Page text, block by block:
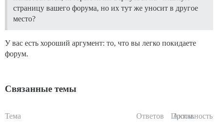
страницу вашего форума, но их тут же уносит в другое
место?
У вас есть хороший аргумент: то, что вы легко покидаете
форум.
Связанные темы
Тема Ответов Просм.
Активность